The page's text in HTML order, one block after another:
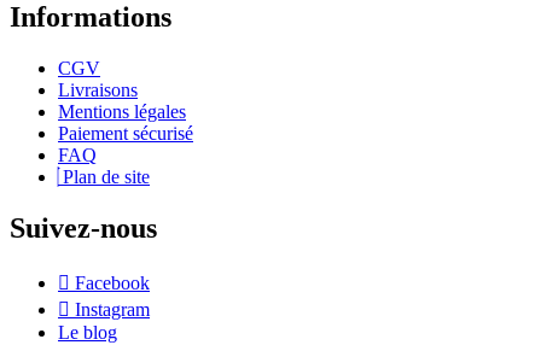
Informations
CGV
Livraisons
Mentions légales
Paiement sécurisé
FAQ
Plan de site
Suivez-nous
Facebook
Instagram
Le blog